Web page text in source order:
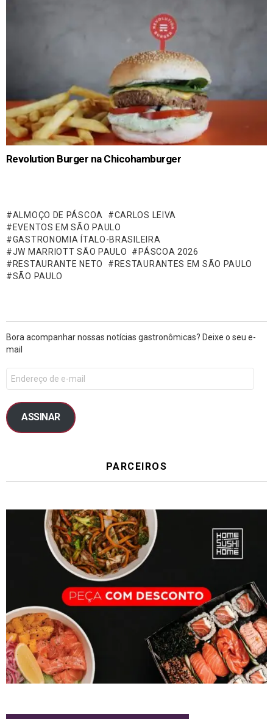
Revolution Burger na Chicohamburger
ALMOÇO DE PÁSCOA
CARLOS LEIVA
EVENTOS EM SÃO PAULO
GASTRONOMIA ÍTALO-BRASILEIRA
JW MARRIOTT SÃO PAULO
PÁSCOA 2026
RESTAURANTE NETO
RESTAURANTES EM SÃO PAULO
SÃO PAULO
Bora acompanhar nossas notícias gastronômicas? Deixe o seu e-
mail
ASSINAR
PARCEIROS